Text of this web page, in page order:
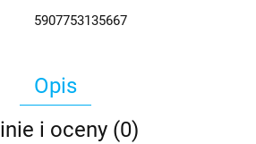
5907753135667
Opis
i oceny (0)